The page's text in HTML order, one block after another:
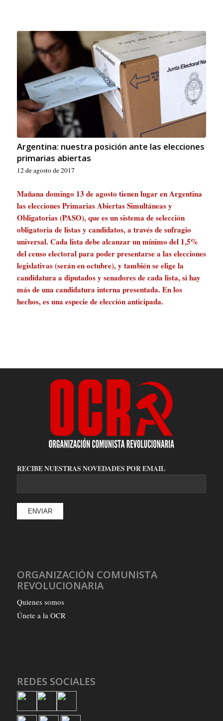
Argentina: nuestra posición ante las elecciones
primarias abiertas
12 de agosto de 2017
Mañana domingo 13 de agosto tienen lugar en Argentina
las elecciones Primarias Abiertas Simultáneas y
Obligatorias (PASO), que es un sistema de selección
obligatoria de listas y candidatos, a través de sufragio
universal. Cada lista debe alcanzar un mínimo del 1,5%
del censo electoral para poder presentarse a las elecciones
legislativas (serán en octubre), y también se elige la
candidatura a diputados y senadores de cada lista, si hay
más de una candidatura interna presentada. En los
hechos, es una especie de elección anticipada.
RECIBE NUESTRAS NOVEDADES POR EMAIL
ORGANIZACIÓN COMUNISTA
REVOLUCIONARIA
Quienes somos
Únete a la OCR
REDES SOCIALES